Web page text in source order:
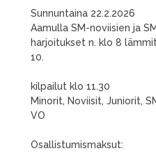
Sunnuntaina 22.2.2026
Aamulla SM-noviisien ja
harjoitukset n. klo 8
10.
kilpailut klo 11.30
Minorit, Noviisit, Juniorit,
VO
Osallistumismaksut: